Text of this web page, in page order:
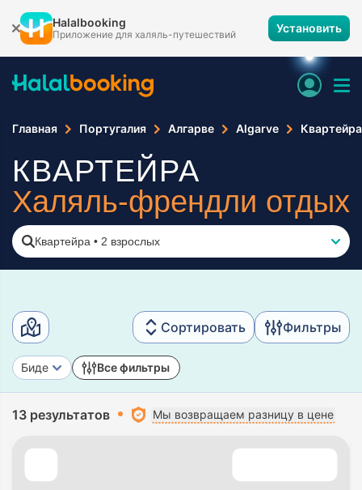
Halalbooking
Приложение для халяль-путешествий Установить
Главная Португалия Алгарве Algarve Квартейра
КВАРТЕЙРА
Халяль-френдли отдых
Квартейра • 2 взрослых
Сортировать Фильтры
Биде Все фильтры
13 результатов Мы возвращаем разницу в цене